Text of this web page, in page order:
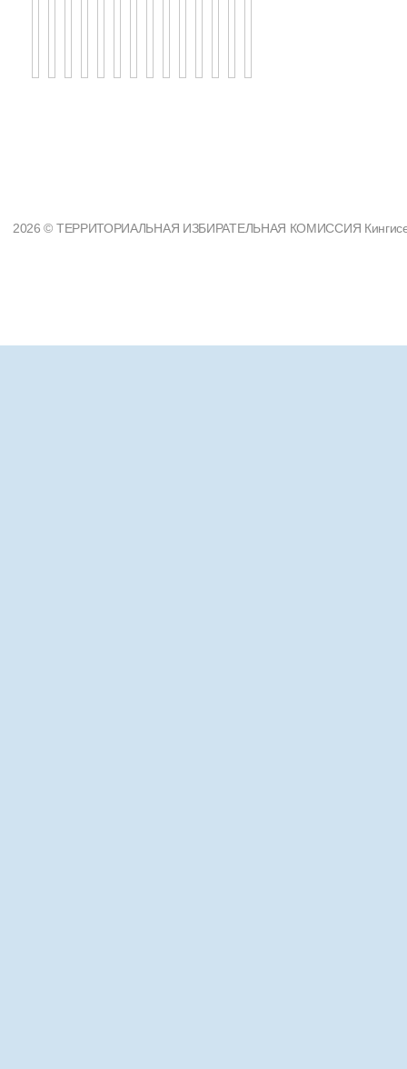
2026 © ТЕРРИТОРИАЛЬНАЯ ИЗБИРАТЕЛЬНАЯ КОМИССИЯ